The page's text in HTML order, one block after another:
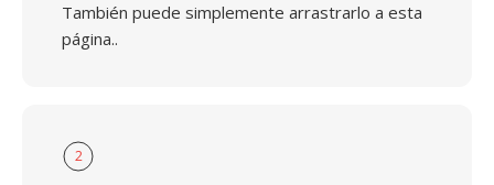
También puede simplemente arrastrarlo a esta
página..
2